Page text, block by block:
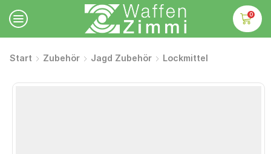
0
Start Zubehör Jagd Zubehör Lockmittel